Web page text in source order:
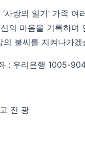
사랑의 일기’ 가족
의 마음을 기록하
의 불씨를 지켜나가겠
: 우리은행 1005-
진 광